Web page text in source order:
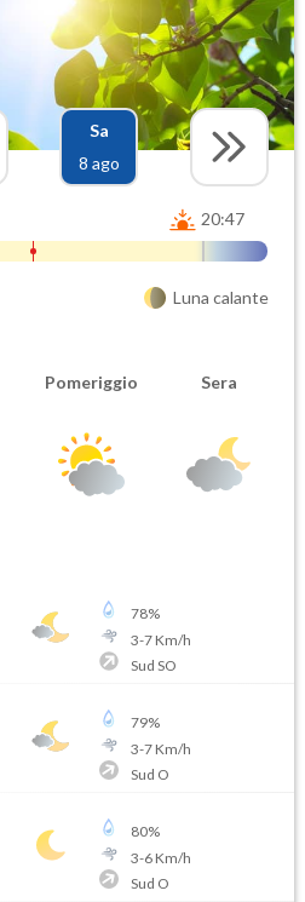
Sa
8 ago
20:47
Luna calante
Pomeriggio Sera
78%
3-7Km/h
Sud SO
79%
3-7Km/h
Sud O
80%
3-6Km/h
Sud O